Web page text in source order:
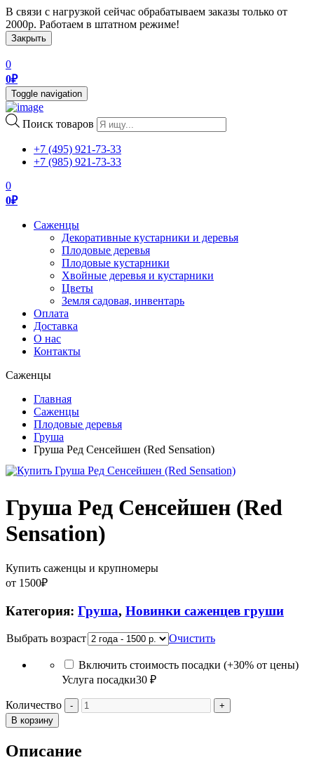
В связи с нагрузкой сейчас обрабатываем заказы только от
2000р. Работаем в штатном режиме!
Закрыть
0
0₽
Toggle navigation
Поиск товаров
+7 (495) 921-73-33
+7 (985) 921-73-33
0
0₽
Саженцы
Декоративные кустарники и деревья
Плодовые деревья
Плодовые кустарники
Хвойные деревья и кустарники
Цветы
Земля садовая, инвентарь
Оплата
Доставка
О нас
Контакты
Саженцы
Главная
Саженцы
Плодовые деревья
Груша
Груша Ред Сенсейшен (Red Sensation)
Груша Ред Сенсейшен (Red
Sensation)
Купить саженцы и крупномеры
от 1500₽
Категория: Груша, Новинки саженцев груши
Выбрать возраст Очистить
Включить стоимость посадки (+30% от цены)
Услуга посадки30 ₽
Количество
В корзину
Описание